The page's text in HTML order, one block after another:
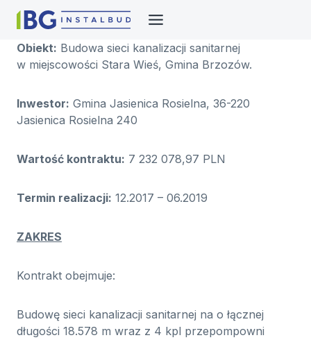
Przejdź
treściObiekt: Budowa sieci kanalizacji sanitarnej
w miejscowości Stara Wieś, Gmina Brzozów.
Inwestor: Gmina Jasienica Rosielna, 36-220
Jasienica Rosielna 240
Wartość kontraktu: 7 232 078,97 PLN
Termin realizacji: 12.2017 – 06.2019
ZAKRES
Kontrakt obejmuje:
Budowę sieci kanalizacji sanitarnej na o łącznej
długości 18.578 m wraz z 4 kpl przepompowni